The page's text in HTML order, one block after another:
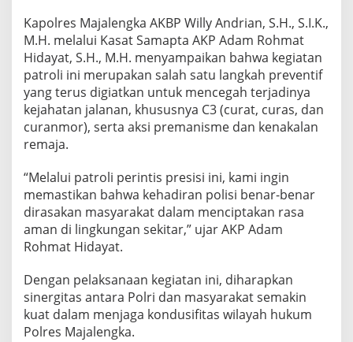
Kapolres Majalengka AKBP Willy Andrian, S.H., S.I.K.,
M.H. melalui Kasat Samapta AKP Adam Rohmat
Hidayat, S.H., M.H. menyampaikan bahwa kegiatan
patroli ini merupakan salah satu langkah preventif
yang terus digiatkan untuk mencegah terjadinya
kejahatan jalanan, khususnya C3 (curat, curas, dan
curanmor), serta aksi premanisme dan kenakalan
remaja.
“Melalui patroli perintis presisi ini, kami ingin
memastikan bahwa kehadiran polisi benar-benar
dirasakan masyarakat dalam menciptakan rasa
aman di lingkungan sekitar,” ujar AKP Adam
Rohmat Hidayat.
Dengan pelaksanaan kegiatan ini, diharapkan
sinergitas antara Polri dan masyarakat semakin
kuat dalam menjaga kondusifitas wilayah hukum
Polres Majalengka.